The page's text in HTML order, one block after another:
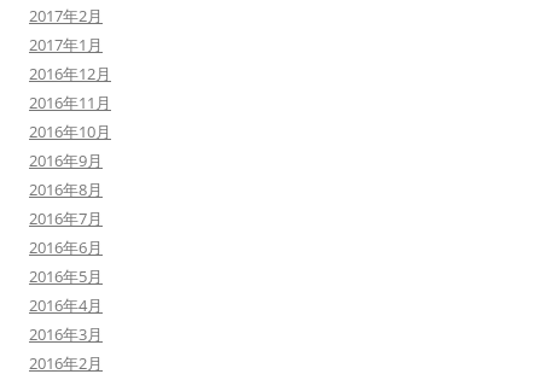
2017年2月
2017年1月
2016年12月
2016年11月
2016年10月
2016年9月
2016年8月
2016年7月
2016年6月
2016年5月
2016年4月
2016年3月
2016年2月